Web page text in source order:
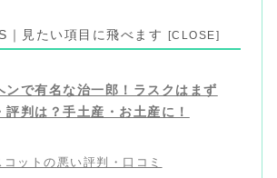
｜見たい項目に飛べます
ンで有名な治一郎！ラスクはまず
評判は？手土産・お土産に！
ットの悪い評判・口コミ